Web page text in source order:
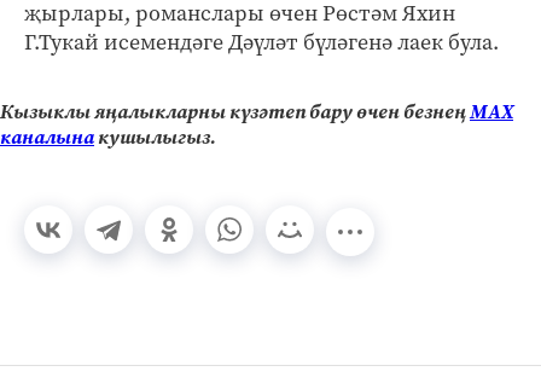
җырлары, романслары өчен Рөстәм Яхин
Г.Тукай исемендәге Дәүләт бүләгенә лаек була.
Кызыклы яңалыкларны күзәтеп бару өчен безнеңМАХ
каналынакушылыгыз.